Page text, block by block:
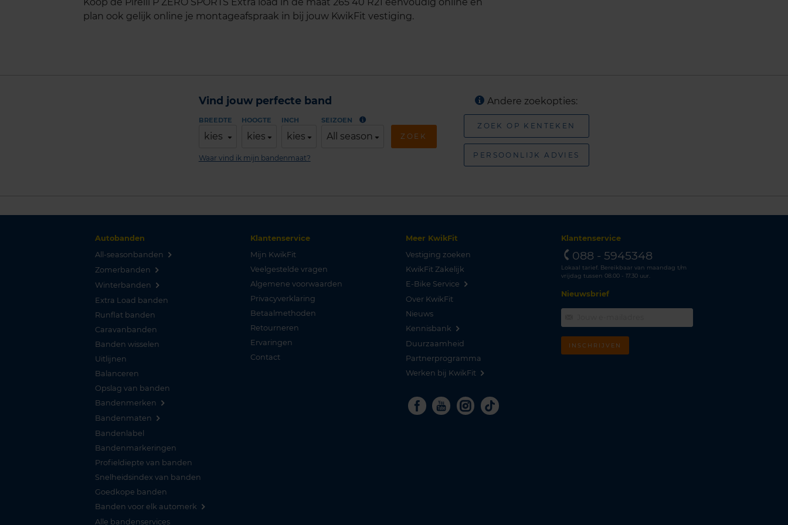
plan ook gelijk online je montageafspraak in bij jouw KwikFit vestiging.
Vind jouw perfecte band
BREEDTE
kies
HOOGTE
kies
INCH
kies
SEIZOEN
All season ZOEK
Waar vind ik mijn bandenmaat?
Andere zoekopties:
ZOEK OP KENTEKEN
PERSOONLIJK ADVIES
Autobanden
All-seasonbanden
Zomerbanden
Winterbanden
Extra Load banden
Runflat banden
Caravanbanden
Banden wisselen
Uitlijnen
Balanceren
Opslag van banden
Bandenmerken
Bandenmaten
Bandenlabel
Bandenmarkeringen
Profieldiepte van banden
Snelheidsindex van banden
Goedkope banden
Banden voor elk automerk
Alle bandenservices
Klantenservice
Mijn KwikFit
Veelgestelde vragen
Algemene voorwaarden
Privacyverklaring
Betaalmethoden
Retourneren
Ervaringen
Contact
Meer KwikFit
Vestiging zoeken
KwikFit Zakelijk
E-Bike Service
Over KwikFit
Nieuws
Kennisbank
Duurzaamheid
Partnerprogramma
Werken bij KwikFit
Facebook
YoutubeInstagram
Tiktok
Klantenservice
088 - 5945348
Lokaal tarief. Bereikbaar van maandag t/m
vrijdag tussen 08.00 - 17.30 uur.
Nieuwsbrief
INSCHRIJVEN